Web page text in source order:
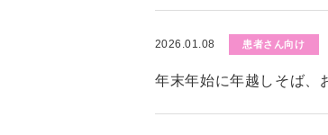
2026.01.08 患者さん向け
年末年始に年越しそば、